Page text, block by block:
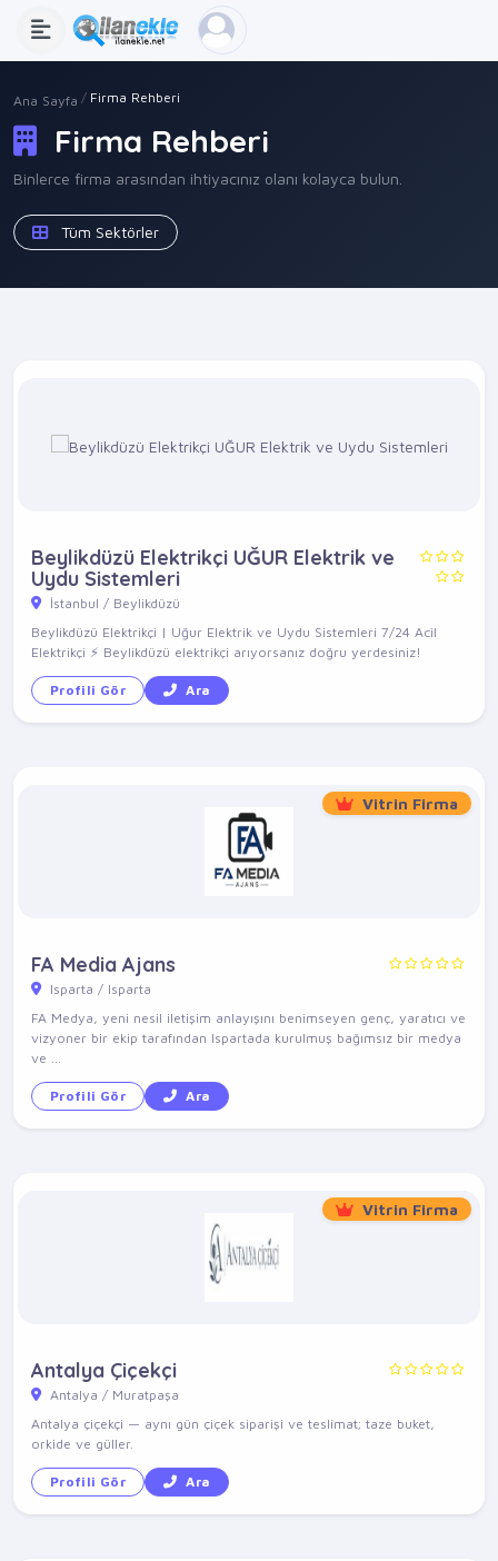
Ana Sayfa Firma Rehberi
Firma Rehberi
Binlerce firma arasından ihtiyacınız olanı kolayca bulun.
Tüm Sektörler
Beylikdüzü Elektrikçi UĞUR Elektrik ve
Uydu Sistemleri
İstanbul / Beylikdüzü
Beylikdüzü Elektrikçi | Uğur Elektrik ve Uydu Sistemleri 7/24 Acil
Elektrikçi ⚡ Beylikdüzü elektrikçi arıyorsanız doğru yerdesiniz!
Profili Gör Ara
Vitrin Firma
FA Media Ajans
Isparta / Isparta
FA Medya, yeni nesil iletişim anlayışını benimseyen genç, yaratıcı ve
vizyoner bir ekip tarafından Ispartada kurulmuş bağımsız bir medya
ve ...
Profili Gör Ara
Vitrin Firma
Antalya Çiçekçi
Antalya / Muratpaşa
Antalya çiçekçi — aynı gün çiçek siparişi ve teslimat; taze buket,
orkide ve güller.
Profili Gör Ara